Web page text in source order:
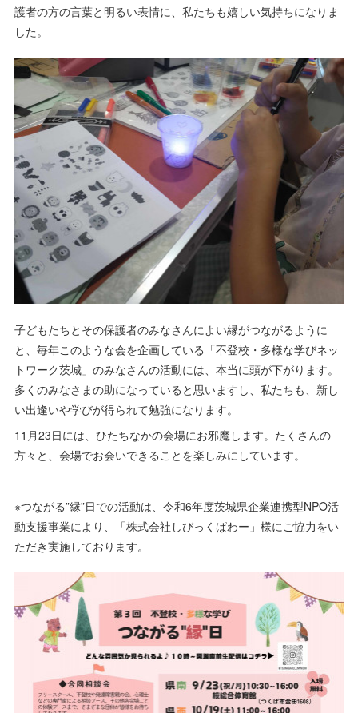
護者の方の言葉と明るい表情に、私たちも嬉しい気持ちになりま
した。
子どもたちとその保護者のみなさんによい縁がつながるように
と、毎年このような会を企画している「不登校・多様な学びネッ
トワーク茨城」のみなさんの活動には、本当に頭が下がります。
多くのみなさまの助になっていると思いますし、私たちも、新し
い出逢いや学びが得られて勉強になります。
11月23日には、ひたちなかの会場にお邪魔します。たくさんの
方々と、会場でお会いできることを楽しみにしています。
※つながる”縁”日での活動は、令和6年度茨城県企業連携型NPO活
動支援事業により、「株式会社しびっくぱわー」様にご協力をい
ただき実施しております。